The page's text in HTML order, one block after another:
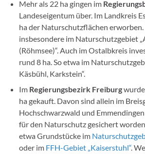
Mehr als 22 ha gingen im
Landeseigentum über. Im Landkreis
ha der Naturschutzflächen
insbesondere im Naturschutzgebiet
(Röhmsee)“. Auch im Ostalbkreis
rund 8 ha. So etwa im
Käsbühl, Karkstein“.
Im Regierungsbezirk Freiburg
ha gekauft. Davon sind allein im
Hochschwarzwald und
für den Naturschutz gesichert
etwa Grundstücke im
oder im FFH-Gebiet „Kaiserstuhl“.